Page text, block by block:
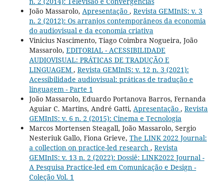
João Massarolo, Apresentação , Revista GEMInIS: v. 3
n. 2 (2012): Os arranjos contemporâneos da economia
do audiovisual e da economia criativa
Vinicius Nascimento, Tiago Coimbra Nogueira, João
Massarolo, EDITORIAL - ACESSIBILIDADE
AUDIOVISUAL: PRÁTICAS DE TRADUÇÃO E
LINGUAGEM , Revista GEMInIS: v. 12 n. 3 (2021):
Acessibilidade audiovisual: práticas de tradução e
linguagem - Parte 1
João Massarolo, Eduardo Portanova Barros, Fernanda
Aguiar C. Martins, André Gatti, Apresentação , Revista
GEMInIS: v. 6 n. 2 (2015): Cinema e Tecnologia
Marcos Mortensen Steagall, João Massarolo, Sergio
Nesteriuk Gallo, Fiona Grieve, The LINK 2022 Journal:
a collection on practice-led research , Revista
GEMInIS: v. 13 n. 2 (2022): Dossiê: LINK2022 Journal -
A Pesquisa Practice-led em Comunicação e Design -
Coleção Vol. 1